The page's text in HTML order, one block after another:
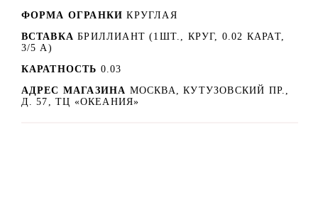
ФОРМА ОГРАНКИ КРУГЛАЯ
ВСТАВКА БРИЛЛИАНТ (1ШТ., КРУГ, 0.02 КАРАТ,
3/5 А)
КАРАТНОСТЬ 0.03
АДРЕС МАГАЗИНА МОСКВА, КУТУЗОВСКИЙ ПР.,
Д. 57, ТЦ «ОКЕАНИЯ»